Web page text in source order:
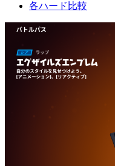
各ハード比較